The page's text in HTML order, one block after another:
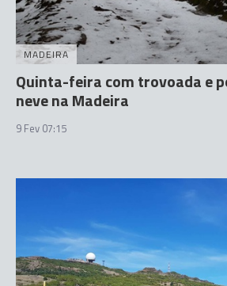
MADEIRA
Quinta-feira com trovoada e
neve na Madeira
9 Fev 07:15